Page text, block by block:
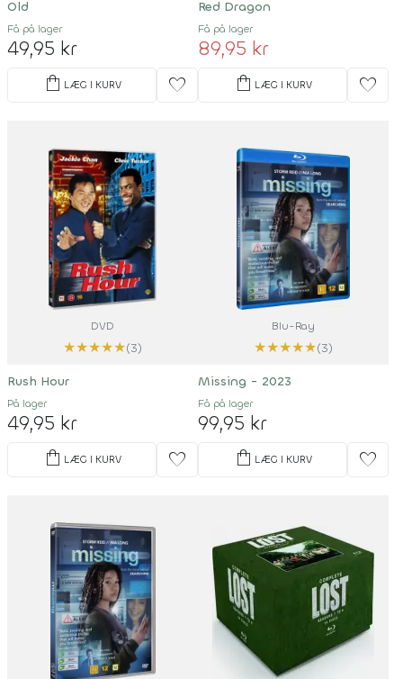
Old
Få på lager
49,95 kr
shopping_bag LÆG I KURV favorite
Red Dragon
Få på lager
89,95 kr
shopping_bag LÆG I KURV favorite
DVD
★★★★★(3)
Rush Hour
På lager
49,95 kr
shopping_bag LÆG I KURV favorite
Blu-Ray
★★★★★(3)
Missing - 2023
Få på lager
99,95 kr
shopping_bag LÆG I KURV favorite